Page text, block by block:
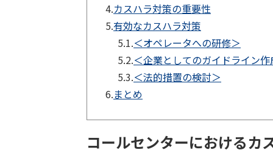
4.カスハラ対策の重要性
5.有効なカスハラ対策
5.1.＜オペレータへの研修＞
5.2.＜企業としてのガイドライン作
5.3.＜法的措置の検討＞
6.まとめ
コールセンターにおけるカ